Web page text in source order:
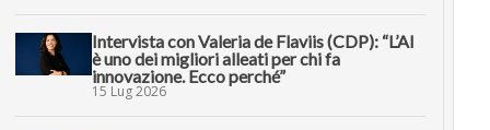
Intervista con Valeria de Flaviis (CDP): “L’AI
è uno dei migliori alleati per chi fa
innovazione. Ecco perché”
15 Lug 2026